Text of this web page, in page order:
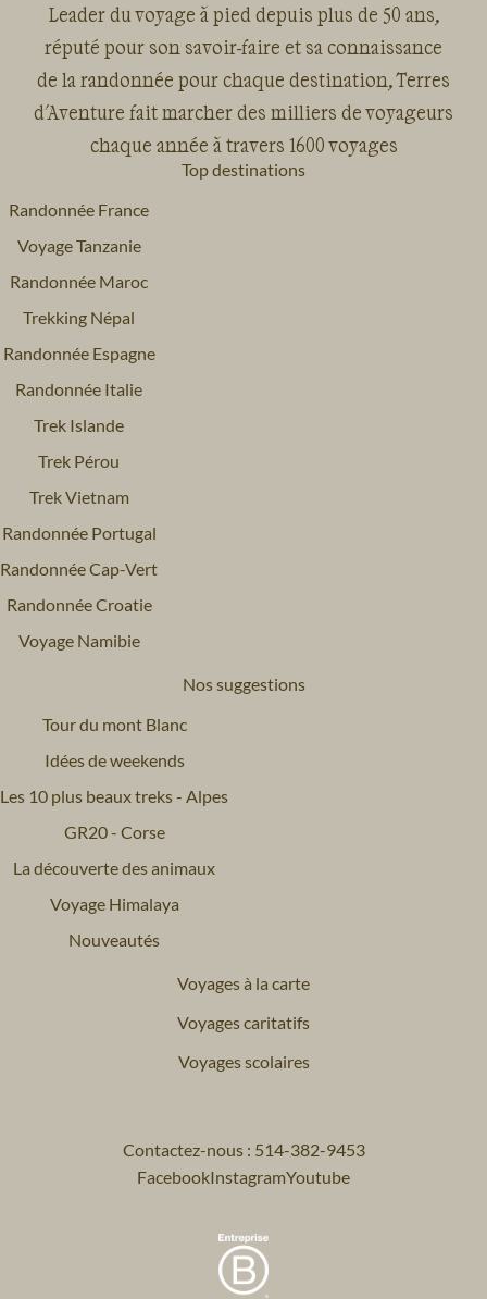
Leader du voyage à pied depuis plus de 50 ans,
réputé pour son savoir-faire et sa connaissance
de la randonnée pour chaque destination, Terres
d'Aventure fait marcher des milliers de voyageurs
chaque année à travers 1600 voyages
Top destinations
Randonnée France
Voyage Tanzanie
Randonnée Maroc
Trekking Népal
Randonnée Espagne
Randonnée Italie
Trek Islande
Trek Pérou
Trek Vietnam
Randonnée Portugal
Randonnée Cap-Vert
Randonnée Croatie
Voyage Namibie
Nos suggestions
Tour du mont Blanc
Idées de weekends
Les 10 plus beaux treks - Alpes
GR20 - Corse
La découverte des animaux
Voyage Himalaya
Nouveautés
Voyages à la carte
Voyages caritatifs
Voyages scolaires
Contactez-nous : 514-382-9453
FacebookInstagramYoutube